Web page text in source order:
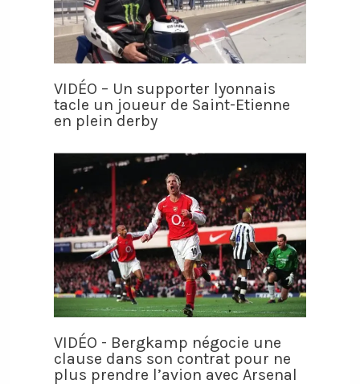
VIDÉO – Un supporter lyonnais
tacle un joueur de Saint-Etienne
en plein derby
VIDÉO - Bergkamp négocie une
clause dans son contrat pour ne
plus prendre l’avion avec Arsenal